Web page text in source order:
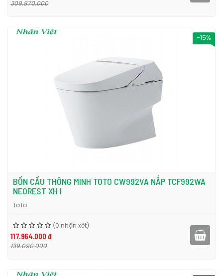
309.870.000
-15%
BỒN CẦU THÔNG MINH TOTO CW992VA NẮP TCF992WA
NEOREST XH I
ToTo
(0 nhận xét)
117.964.000 đ
139.090.000